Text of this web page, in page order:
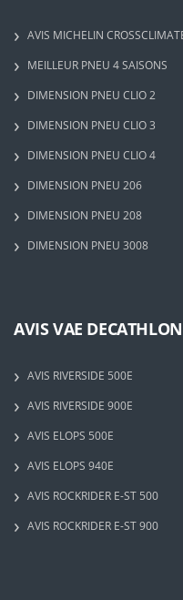
AVIS MICHELIN
MEILLEUR PNEU 4 SAISONS
DIMENSION PNEU CLIO 2
DIMENSION PNEU CLIO 3
DIMENSION PNEU CLIO 4
DIMENSION PNEU 206
DIMENSION PNEU 208
DIMENSION PNEU 3008
AVIS VAE DECATHLON
AVIS RIVERSIDE 500E
AVIS RIVERSIDE 900E
AVIS ELOPS 500E
AVIS ELOPS 940E
AVIS ROCKRIDER E-ST 500
AVIS ROCKRIDER E-ST 900